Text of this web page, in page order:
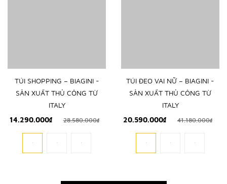
TÚI SHOPPING – BIAGINI -
SẢN XUẤT THỦ CÔNG TỪ
ITALY
14.290.000₫
28.580.000₫
TÚI ĐEO VAI NỮ – BIAGINI -
SẢN XUẤT THỦ CÔNG TỪ
ITALY
20.590.000₫
41.180.000₫